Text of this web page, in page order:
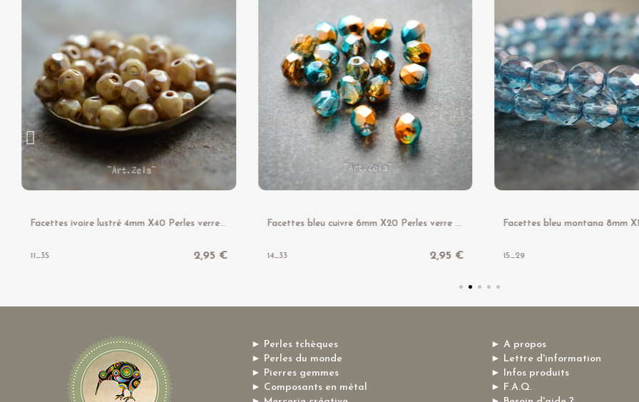
F
acettes ivoire lustré 4mm X40 Perles verre tchèque brillantes
11_35 2,95 €
Facettes bleu cuivre 6mm X20 Perles verre tchèque brillant
14_33 2,95 € 15_29
► Perles tchèques
► Perles du monde
► Pierres gemmes
► Composants en métal
► A propos
► Lettre d'information
► Infos produits
► F.A.Q.